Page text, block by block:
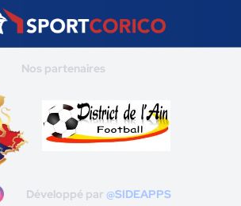
Nos partenaires
Développé par @SIDEAPPS